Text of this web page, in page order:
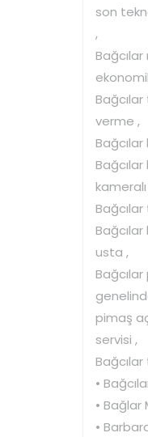
son
,
Bağcılar
verme ,
usta ,
pimaş
servisi ,
•
• Bağlar
•